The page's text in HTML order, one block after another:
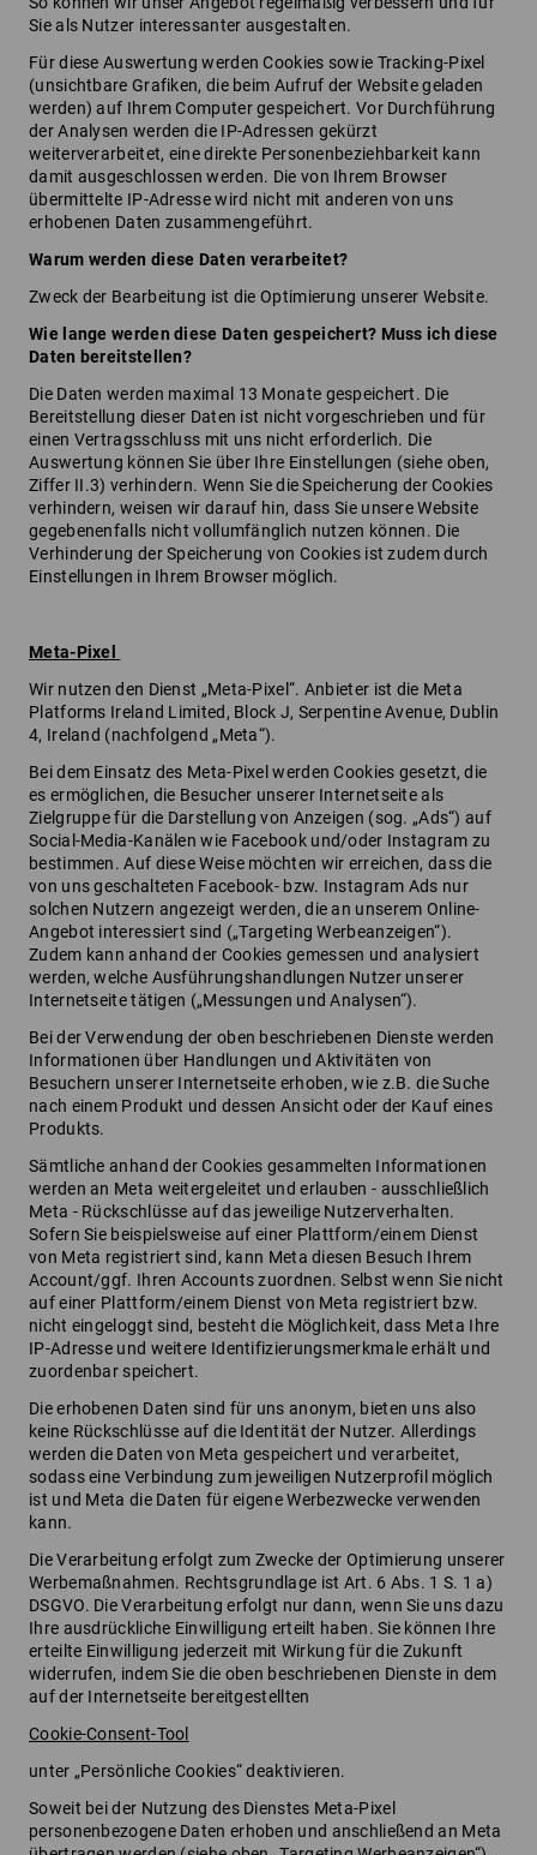
Sie als Nutzer interessanter ausgestalten.
Für diese Auswertung werden Cookies sowie Tracking-Pixel
(unsichtbare Grafiken, die beim Aufruf der Website geladen
werden) auf Ihrem Computer gespeichert. Vor Durchführung
der Analysen werden die IP-Adressen gekürzt
weiterverarbeitet, eine direkte Personenbeziehbarkeit kann
damit ausgeschlossen werden. Die von Ihrem Browser
übermittelte IP-Adresse wird nicht mit anderen von uns
erhobenen Daten zusammengeführt.
Warum werden diese Daten verarbeitet?
Zweck der Bearbeitung ist die Optimierung unserer Website.
Wie lange werden diese Daten gespeichert? Muss ich diese
Daten bereitstellen?
Die Daten werden maximal 13 Monate gespeichert. Die
Bereitstellung dieser Daten ist nicht vorgeschrieben und für
einen Vertragsschluss mit uns nicht erforderlich. Die
Auswertung können Sie über Ihre Einstellungen (siehe oben,
Ziffer II.3) verhindern. Wenn Sie die Speicherung der Cookies
verhindern, weisen wir darauf hin, dass Sie unsere Website
gegebenenfalls nicht vollumfänglich nutzen können. Die
Verhinderung der Speicherung von Cookies ist zudem durch
Einstellungen in Ihrem Browser möglich.
Meta-Pixel
Wir nutzen den Dienst „Meta-Pixel“. Anbieter ist die Meta
Platforms Ireland Limited, Block J, Serpentine Avenue, Dublin
4, Ireland (nachfolgend „Meta“).
Bei dem Einsatz des Meta-Pixel werden Cookies gesetzt, die
es ermöglichen, die Besucher unserer Internetseite als
Zielgruppe für die Darstellung von Anzeigen (sog. „Ads“) auf
Social-Media-Kanälen wie Facebook und/oder Instagram zu
bestimmen. Auf diese Weise möchten wir erreichen, dass die
von uns geschalteten Facebook- bzw. Instagram Ads nur
solchen Nutzern angezeigt werden, die an unserem Online-
Angebot interessiert sind („Targeting Werbeanzeigen“).
Zudem kann anhand der Cookies gemessen und analysiert
werden, welche Ausführungshandlungen Nutzer unserer
Internetseite tätigen („Messungen und Analysen“).
Bei der Verwendung der oben beschriebenen Dienste werden
Informationen über Handlungen und Aktivitäten von
Besuchern unserer Internetseite erhoben, wie z.B. die Suche
nach einem Produkt und dessen Ansicht oder der Kauf eines
Produkts.
Sämtliche anhand der Cookies gesammelten Informationen
werden an Meta weitergeleitet und erlauben - ausschließlich
Meta - Rückschlüsse auf das jeweilige Nutzerverhalten.
Sofern Sie beispielsweise auf einer Plattform/einem Dienst
von Meta registriert sind, kann Meta diesen Besuch Ihrem
Account/ggf. Ihren Accounts zuordnen. Selbst wenn Sie nicht
auf einer Plattform/einem Dienst von Meta registriert bzw.
nicht eingeloggt sind, besteht die Möglichkeit, dass Meta Ihre
IP-Adresse und weitere Identifizierungsmerkmale erhält und
zuordenbar speichert.
Die erhobenen Daten sind für uns anonym, bieten uns also
keine Rückschlüsse auf die Identität der Nutzer. Allerdings
werden die Daten von Meta gespeichert und verarbeitet,
sodass eine Verbindung zum jeweiligen Nutzerprofil möglich
ist und Meta die Daten für eigene Werbezwecke verwenden
kann.
Die Verarbeitung erfolgt zum Zwecke der Optimierung unserer
Werbemaßnahmen. Rechtsgrundlage ist Art. 6 Abs. 1 S. 1 a)
DSGVO. Die Verarbeitung erfolgt nur dann, wenn Sie uns dazu
Ihre ausdrückliche Einwilligung erteilt haben. Sie können Ihre
erteilte Einwilligung jederzeit mit Wirkung für die Zukunft
widerrufen, indem Sie die oben beschriebenen Dienste in dem
auf der Internetseite bereitgestellten
Cookie-Consent-Tool
unter „Persönliche Cookies“ deaktivieren.
Soweit bei der Nutzung des Dienstes Meta-Pixel
personenbezogene Daten erhoben und anschließend an Meta